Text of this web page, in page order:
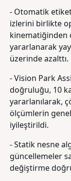
- Otomatik
izlerini birlikte
kinematiğinden
yararlanarak
üzerinde azalttı.
- Vision Park
doğruluğu, 10
yararlanılarak,
ölçümlerin genel
iyileştirildi.
- Statik nesne
güncellemeler
değiştirme